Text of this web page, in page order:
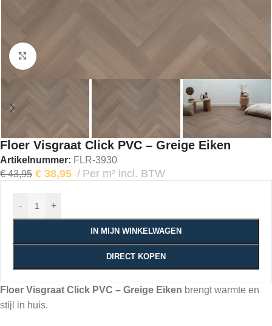
Klik om te vergroten
Floer Visgraat Click PVC – Greige Eiken
Artikelnummer: FLR-3930
€43,95 € 38,95 Per m² incl. BTW
- +
IN MIJN WINKELWAGEN
DIRECT KOPEN
Floer Visgraat Click PVC – Greige Eiken brengt warmte en
stijl in huis.